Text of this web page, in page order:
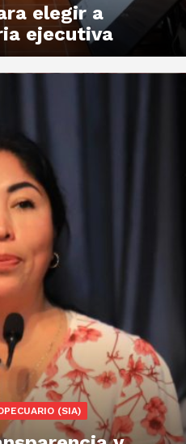
elegir a
ejecutiva
(SIA)